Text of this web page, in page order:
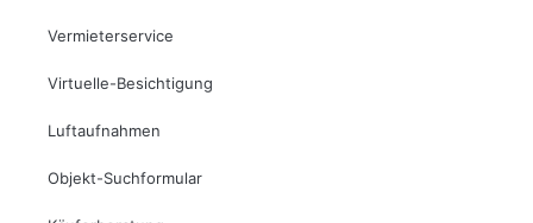
Vermieterservice
Virtuelle-Besichtigung
Luftaufnahmen
Objekt-Suchformular